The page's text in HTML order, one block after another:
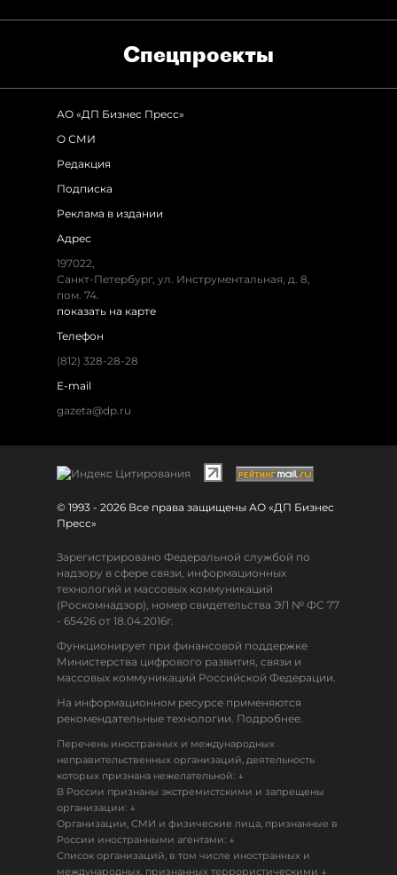
Спец­проекты
АО «ДП Бизнес Пресс»
О СМИ
Редакция
Подписка
Реклама в издании
Адрес
197022,
Санкт-Петербург, ул. Инструментальная, д. 8,
пом. 74.
показать на карте
Телефон
(812) 328-28-28
E-mail
gazeta@dp.ru
© 1993 - 2026 Все права защищены АО «ДП Бизнес
Пресс»
Зарегистрировано Федеральной службой по
надзору в сфере связи, информационных
технологий и массовых коммуникаций
(Роскомнадзор), номер свидетельства ЭЛ № ФС 77
- 65426 от 18.04.2016г.
Функционирует при финансовой поддержке
Министерства цифрового развития, связи и
массовых коммуникаций Российской Федерации.
На информационном ресурсе применяются
рекомендательные технологии. Подробнее.
Перечень иностранных и международных
неправительственных организаций, деятельность
которых признана нежелательной: ↓
В России признаны экстремистскими и запрещены
организации: ↓
Организации, СМИ и физические лица, признанные в
России иностранными агентами: ↓
Список организаций, в том числе иностранных и
международных, признанных террористическими ↓